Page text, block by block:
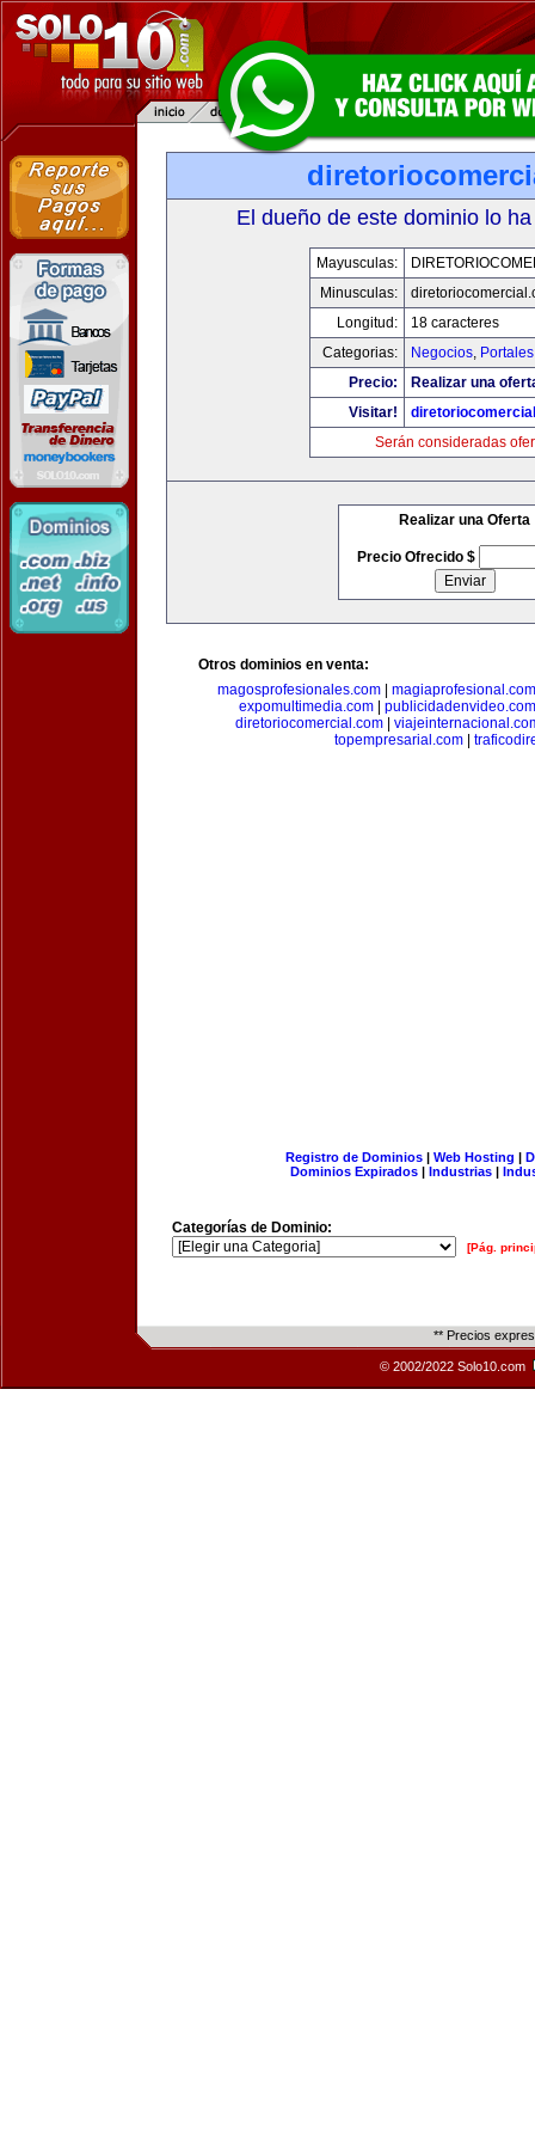
El dueño de este dominio lo
Mayusculas:
Minusculas:
Longitud:
18 caracteres
Categorias:
Negocios, Portales
Precio:
Realizar una
Visitar!
Serán consideradas
Realizar una Oferta
Precio Ofrecido $
Otros dominios en venta:
magosprofesionales.com
magiaprofesional.com
expomultimedia.com
publicidadenvideo.com
diretoriocomercial.com
topempresarial.com|
Registro de Dominios| Web Hosting |
Dominios Expirados | Industrias |
Categorías de Dominio:
[Pág.
** Precios
© 2002/2022 Solo10.com